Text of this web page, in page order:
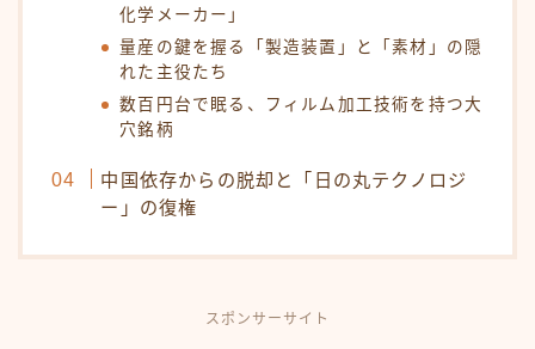
化学メーカー」
量産の鍵を握る「製造装置」と「素材」の隠
れた主役たち
数百円台で眠る、フィルム加工技術を持つ大
穴銘柄
中国依存からの脱却と「日の丸テクノロジ
ー」の復権
スポンサーサイト